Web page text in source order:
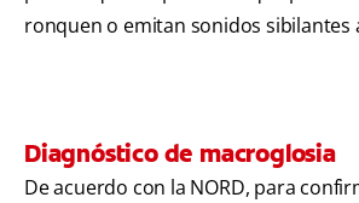
ronquen o emitan sonidos sibilantes
Diagnóstico de macroglosia
De acuerdo con la NORD, para